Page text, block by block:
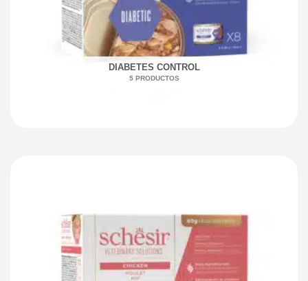
DIABETES CONTROL
5 PRODUCTOS